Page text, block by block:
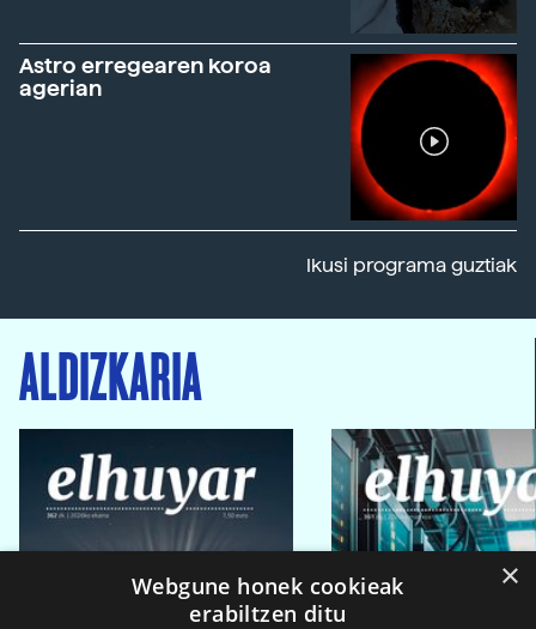
Astro erregearen koroa
agerian
Ikusi programa guztiak
ALDIZKARIA
×
Webgune honek cookieak
erabiltzen ditu